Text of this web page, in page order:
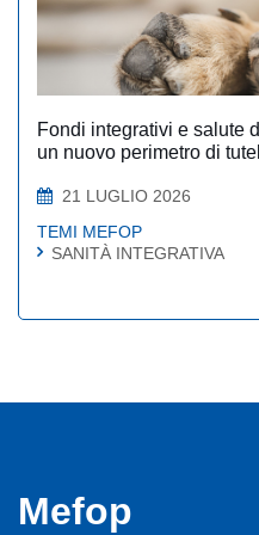
Fondi integrativi e salute
un nuovo perimetro di
21 LUGLIO 2026
TEMI MEFOP
SANITÀ INTEGRATIVA
Mefop